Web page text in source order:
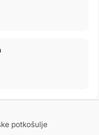
potkošulje